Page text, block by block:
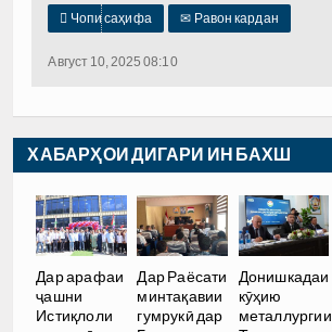
 Чопи саҳифа ✉ Равон кардан
Август 10, 2025 08:10
ХАБАРҲОИ ДИГАРИ ИН БАХШ
Дар арафаи
ҷашни
Истиқлоли
Дар Раёсати
минтақавии
гумрукӣ дар
Донишкадаи
кӯҳию
металлургии